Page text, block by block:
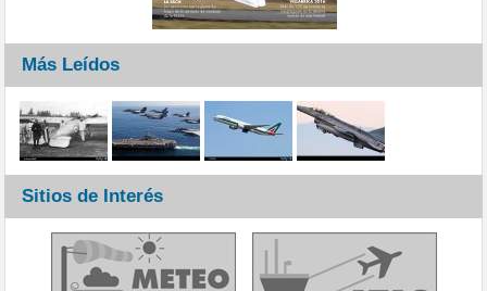
Más Leídos
Sitios de Interés